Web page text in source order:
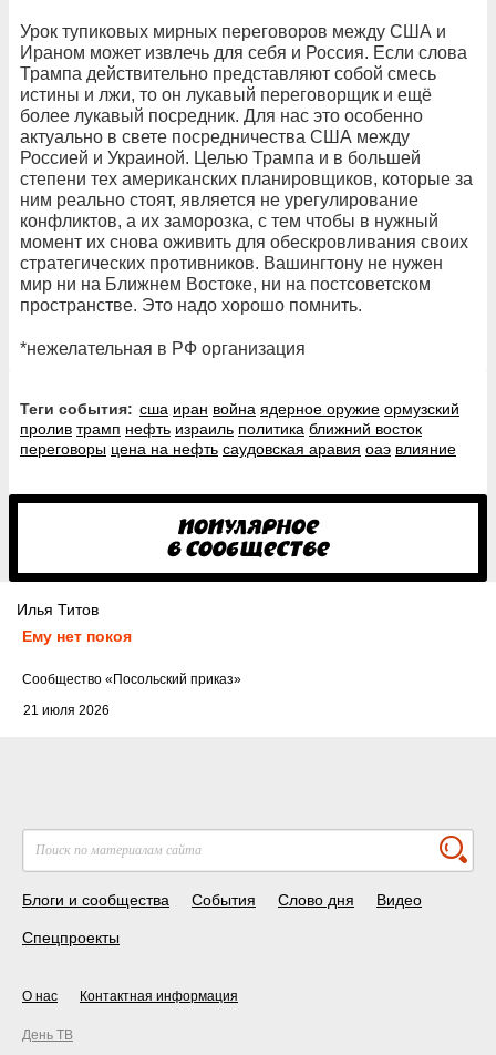
Урок тупиковых мирных переговоров между США и
Ираном может извлечь для себя и Россия. Если слова
Трампа действительно представляют собой смесь
истины и лжи, то он лукавый переговорщик и ещё
более лукавый посредник. Для нас это особенно
актуально в свете посредничества США между
Россией и Украиной. Целью Трампа и в большей
степени тех американских планировщиков, которые за
ним реально стоят, является не урегулирование
конфликтов, а их заморозка, с тем чтобы в нужный
момент их снова оживить для обескровливания своих
стратегических противников. Вашингтону не нужен
мир ни на Ближнем Востоке, ни на постсоветском
пространстве. Это надо хорошо помнить.
*нежелательная в РФ организация
Теги события: сша иран война ядерное оружие ормузский
пролив трамп нефть израиль политика ближний восток
переговоры цена на нефть саудовская аравия оаэ влияние
Илья Титов
Ему нет покоя
21 июля 2026
Cообщество «Посольский приказ»
Блоги и сообщества События Слово дня Видео
Спецпроекты
О нас Контактная информация
День ТВ